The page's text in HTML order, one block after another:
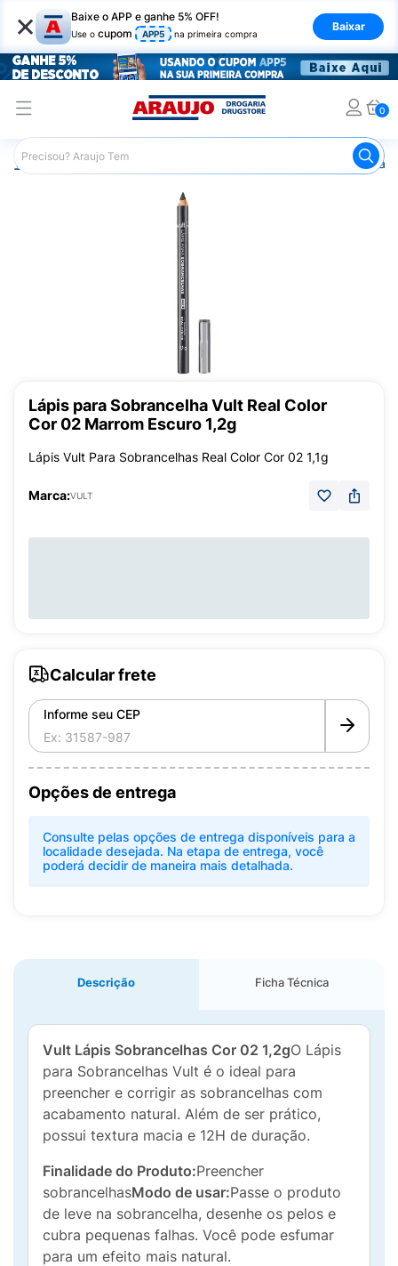
× Baixe o APP e ganhe 5% OFF!
Use o cupom APP5 na primeira compra
Baixar
0
Araujo Maquiagem Lápis
Lápis para Sobrancelha Vult Real Color
Cor 02 Marrom Escuro 1,2g
Lápis Vult Para Sobrancelhas Real Color Cor 02 1,1g
Marca:VULT
Calcular frete
Informe seu CEP
Opções de entrega
Consulte pelas opções de entrega disponíveis para a
localidade desejada. Na etapa de entrega, você
poderá decidir de maneira mais detalhada.
Descrição Ficha Técnica
Vult Lápis Sobrancelhas Cor 02 1,2gO Lápis
para Sobrancelhas Vult é o ideal para
preencher e corrigir as sobrancelhas com
acabamento natural. Além de ser prático,
possui textura macia e 12H de duração.
Finalidade do Produto:Preencher
sobrancelhasModo de usar:Passe o produto
de leve na sobrancelha, desenhe os pelos e
cubra pequenas falhas. Você pode esfumar
para um efeito mais natural.